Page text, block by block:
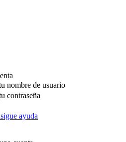
nombre de usuario
contraseña
ayuda